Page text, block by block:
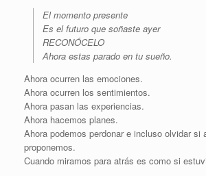
El momento presente
Es el futuro que soñaste ayer
RECONÓCELO
Ahora estas parado en tu sueño.
Ahora ocurren las emociones.
Ahora ocurren los sentimientos.
Ahora pasan las experiencias.
Ahora hacemos planes.
Ahora podemos perdonar e incluso olvidar si
proponemos.
Cuando miramos para atrás es como si